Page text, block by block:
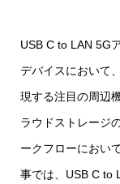
USB C to LAN 5G
デバイスにおいて
現する注目の周辺
ラウドストレージ
ークフローにおい
事では、USB C to